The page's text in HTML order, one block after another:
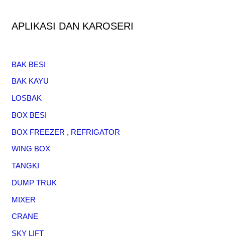
APLIKASI DAN KAROSERI
BAK BESI
BAK KAYU
LOSBAK
BOX BESI
BOX FREEZER , REFRIGATOR
WING BOX
TANGKI
DUMP TRUK
MIXER
CRANE
SKY LIFT